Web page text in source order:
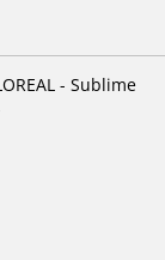
- Sublime